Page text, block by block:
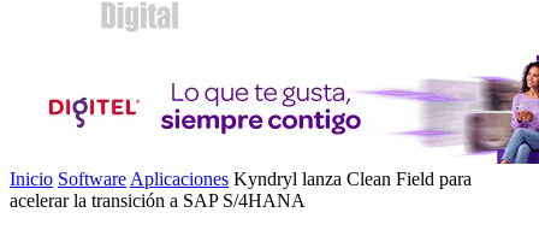
Inicio Software Aplicaciones Kyndryl lanza Clean Field para
acelerar la transición a SAP S/4HANA